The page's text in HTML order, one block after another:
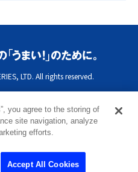
LTD. All rights reserved.
you agree to the storing of
site navigation, analyze
efforts.
Accept All Cookies